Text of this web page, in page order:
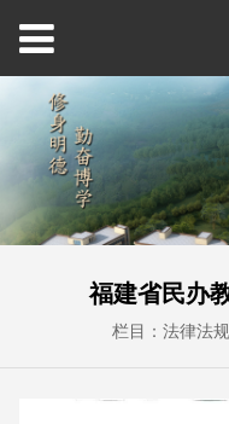
福建省民办
栏目：法律法规